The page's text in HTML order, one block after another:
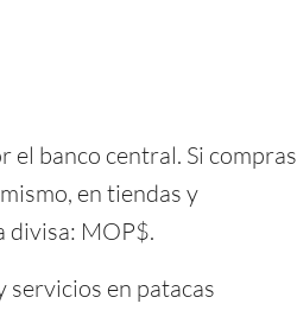
el banco central. Si compras
en tiendas y
divisa: MOP$.
servicios en patacas